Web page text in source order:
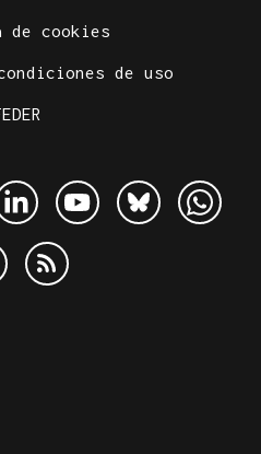
cookies
de uso